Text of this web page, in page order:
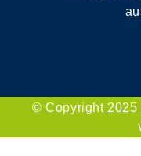
© Copyright 2025